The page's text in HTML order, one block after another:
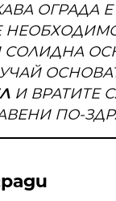
ОГРАДА
СОЛИДНА
И ВРАТИТЕ
ПО-